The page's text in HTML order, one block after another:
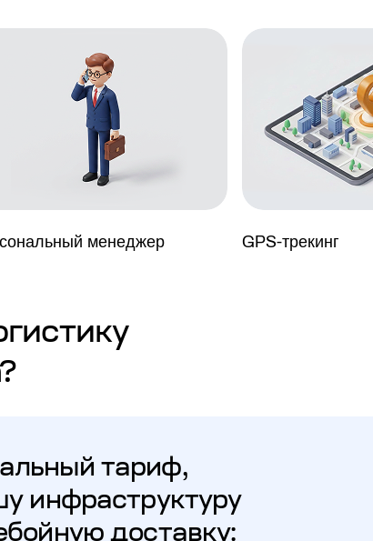
менеджер GPS‑трекинг
тариф,
инфраструктуру
доставку: